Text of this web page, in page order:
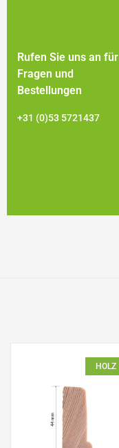
Rufen Sie uns an für
Fragen und
Bestellungen
+31 (0)53 5721437
HOLZ